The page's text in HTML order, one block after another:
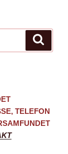
TELEFON